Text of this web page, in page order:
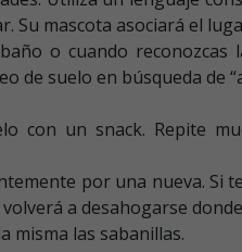
Su mascota asociará el
o cuando reconozcas
de suelo en búsqueda de
con un snack. Repite
por una nueva. Si
a desahogarse
misma las sabanillas.